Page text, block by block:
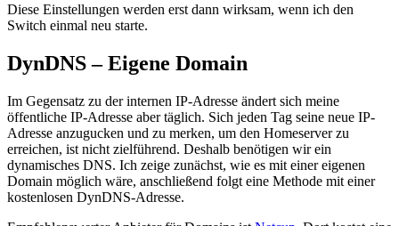
Diese Einstellungen werden erst dann wirksam, wenn ich den
Switch einmal neu starte.
DynDNS – Eigene Domain
Im Gegensatz zu der internen IP-Adresse ändert sich meine
öffentliche IP-Adresse aber täglich. Sich jeden Tag seine neue IP-
Adresse anzugucken und zu merken, um den Homeserver zu
erreichen, ist nicht zielführend. Deshalb benötigen wir ein
dynamisches DNS. Ich zeige zunächst, wie es mit einer eigenen
Domain möglich wäre, anschließend folgt eine Methode mit einer
kostenlosen DynDNS-Adresse.